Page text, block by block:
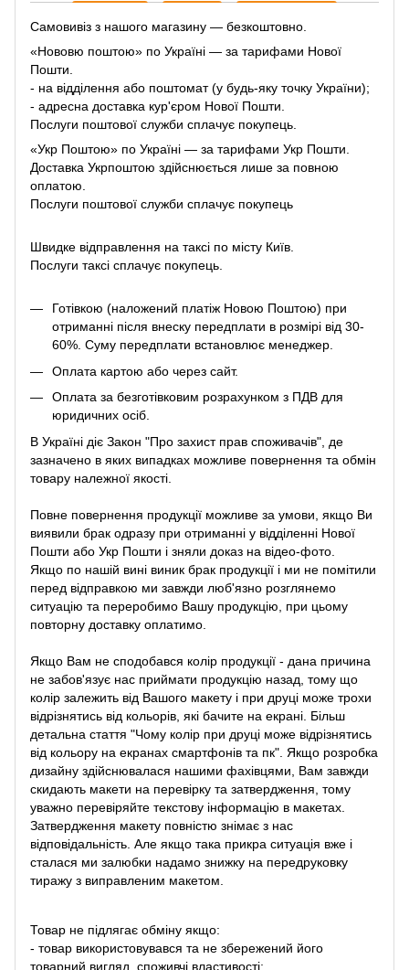
Самовивіз з нашого магазину — безкоштовно.
«Нововю поштою» по Україні — за тарифами Нової
Пошти.
- на відділення або поштомат (у будь-яку точку України);
- адресна доставка кур'єром Нової Пошти.
Послуги поштової служби сплачує покупець.
«Укр Поштою» по Україні — за тарифами Укр Пошти.
Доставка Укрпоштою здійснюється лише за повною
оплатою.
Послуги поштової служби сплачує покупець
Швидке відправлення на таксі по місту Київ.
Послуги таксі сплачує покупець.
Готівкою (наложений платіж Новою Поштою) при
отриманні після внеску передплати в розмірі від 30-
60%. Суму передплати встановлює менеджер.
Оплата картою або через сайт.
Оплата за безготівковим розрахунком з ПДВ для
юридичних осіб.
В Україні діє Закон "Про захист прав споживачів" , де
зазначено в яких випадках можливе повернення та обмін
товару належної якості.
Повне повернення продукції можливе за умови, якщо Ви
виявили брак одразу при отриманні у відділенні Нової
Пошти або Укр Пошти і зняли доказ на відео-фото.
Якщо по нашій вині виник брак продукції і ми не помітили
перед відправкою ми завжди люб'язно розглянемо
ситуацію та переробимо Вашу продукцію, при цьому
повторну доставку оплатимо.
Якщо Вам не сподобався колір продукції - дана причина
не забов'язує нас приймати продукцію назад, тому що
колір залежить від Вашого макету і при друці може трохи
відрізнятись від кольорів, які бачите на екрані. Більш
детальна стаття "Чому колір при друці може відрізнятись
від кольору на екранах смартфонів та пк". Якщо розробка
дизайну здійснювалася нашими фахівцями, Вам завжди
скидають макети на перевірку та затвердження, тому
уважно перевіряйте текстову інформацію в макетах.
Затвердження макету повністю знімає з нас
відповідальність. Але якщо така прикра ситуація вже і
сталася ми залюбки надамо знижку на передруковку
тиражу з виправленим макетом.
Товар не підлягає обміну якщо:
- товар використовувався та не збережений його
товарний вигляд, споживчі властивості;